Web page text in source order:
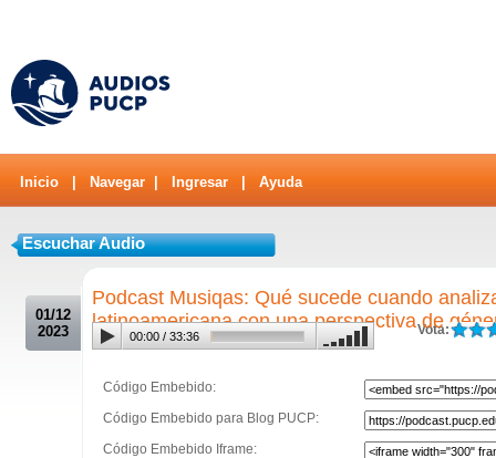
Inicio Navegar Ingresar Ayuda
Escuchar Audio
01/12
2023
Podcast Musiqas: Qué sucede cuando
latinoamericana con una perspectiva de
Vota:
00:00 / 33:36
Código Embebido:
Código Embebido para Blog PUCP:
Código Embebido Iframe: